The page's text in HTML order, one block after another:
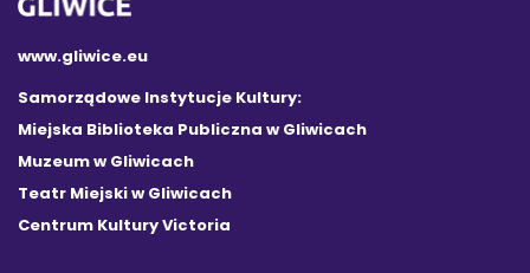
www.gliwice.eu
Samorządowe Instytucje Kultury:
Miejska Biblioteka Publiczna w Gliwicach
Muzeum w Gliwicach
Teatr Miejski w Gliwicach
Centrum Kultury Victoria